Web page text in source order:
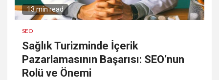
13 min read
SEO
Sağlık Turizminde İçerik
Pazarlamasının Başarısı: SEO’nun
Rolü ve Önemi